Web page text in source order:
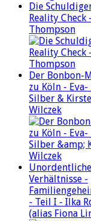
Die
Reality Check
Thompson
Der Bonbon-
zu Köln -
Silber &
Wilczek
Unordentliche
Verhältnisse -
- Teil I - Ilka
(alias Fiona